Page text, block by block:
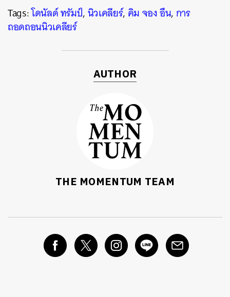
Tags:โดนัลด์ ทรัมป์,นิวเคลียร์, คิม จอง อึน,การ
ถอดถอนนิวเคลียร์
AUTHOR
THE MOMENTUM TEAM